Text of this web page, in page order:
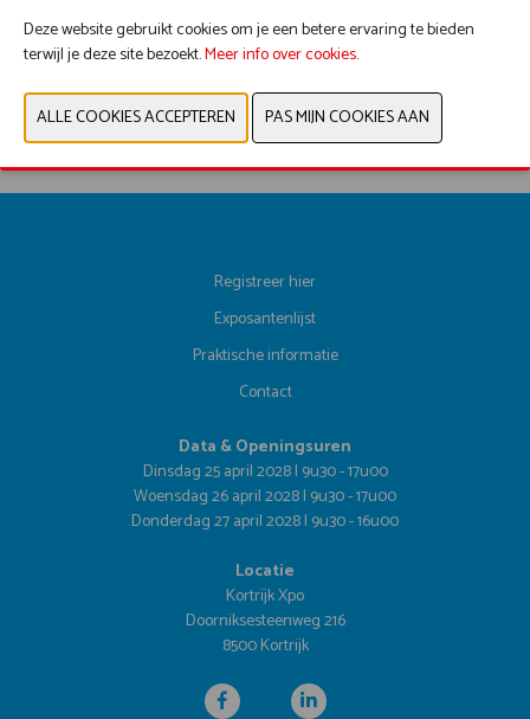
PRODUCTGROEP
Registreer hier
Exposantenlijst
Praktische informatie
Contact
Data & Openingsuren
Dinsdag 25 april 2028 | 9u30 - 17u00
Woensdag 26 april 2028 | 9u30 - 17u00
Donderdag 27 april 2028 | 9u30 - 16u00
Locatie
Kortrijk Xpo
Doorniksesteenweg 216
8500 Kortrijk
Deze website gebruikt cookies om je een betere ervaring te bieden
terwijl je deze site bezoekt.Meer info over cookies.